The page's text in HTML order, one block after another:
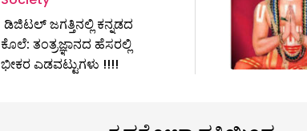
ಡಿಜಿಟಲ್ ಜಗತ್ತಿನಲ್ಲಿ ಕನ್ನಡದ
ಕೊಲೆ: ತಂತ್ರಜ್ಞಾನದ ಹೆಸರಲ್ಲಿ
ಭೀಕರ ಎಡವಟ್ಟುಗಳು !!!!